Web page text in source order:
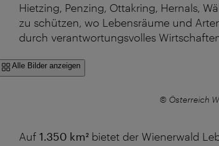
Hietzing, Penzing, Ottakring, Hernals,
zu schützen, wo Lebensräume und
durch verantwortungsvolles
Alle Bilder anzeigen
© Österreich
Auf 1.350 km² bietet der Wienerwald